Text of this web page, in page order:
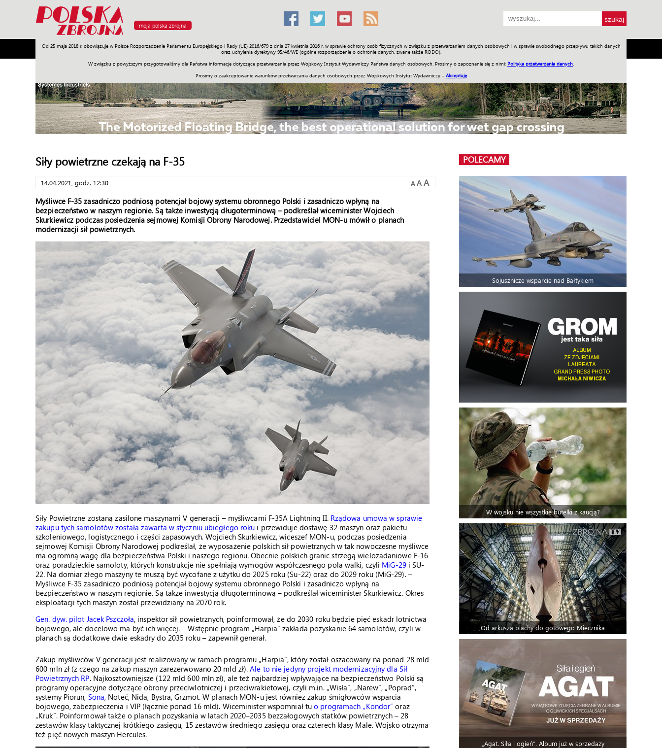
moja polska zbrojna
Od 25 maja 2018 r. obowiązuje w Polsce Rozporządzenie Parlamentu Europejskiego i Rady (UE) 2016/679 z dnia 27 kwietnia 2016 r. w sprawie ochrony osób fizycznych w związku z przetwarzaniem danych osobowych i w sprawie swobodnego przepływu takich danych
oraz uchylenia dyrektywy 95/46/WE (ogólne rozporządzenie o ochronie danych, zwane także RODO).
W związku z powyższym przygotowaliśmy dla Państwa informacje dotyczące przetwarzania przez Wojskowy Instytut Wydawniczy Państwa danych osobowych. Prosimy o zapoznanie się z nimi: Polityka przetwarzania danych
Prosimy o zaakceptowanie warunków przetwarzania danych osobowych przez Wojskowych Instytut Wydawniczy – Akceptuję
Armia Poligon Sprzęt Misje Polityka Prawo Świat Społeczność Sport Historia Galerie Wideo ENGLISH SKLEP Jednodniówki Praca w WIW
Siły powietrzne czekają na F-35
14.04.2021, godz. 12:30 A A A
Myśliwce F-35 zasadniczo podniosą potencjał bojowy systemu obronnego Polski i zasadniczo wpłyną na
bezpieczeństwo w naszym regionie. Są także inwestycją długoterminową – podkreślał wiceminister Wojciech
Skurkiewicz podczas posiedzenia sejmowej Komisji Obrony Narodowej. Przedstawiciel MON-u mówił o planach
modernizacji sił powietrznych.
Siły Powietrzne zostaną zasilone maszynami V generacji – myśliwcami F-35A Lightning II. Rządowa umowa w sprawie
zakupu tych samolotów została zawarta w styczniu ubiegłego roku i przewiduje dostawę 32 maszyn oraz pakietu
szkoleniowego, logistycznego i części zapasowych. Wojciech Skurkiewicz, wiceszef MON-u, podczas posiedzenia
sejmowej Komisji Obrony Narodowej podkreślał, że wyposażenie polskich sił powietrznych w tak nowoczesne myśliwce
ma ogromną wagę dla bezpieczeństwa Polski i naszego regionu. Obecnie polskich granic strzegą wielozadaniowe F-16
oraz poradzieckie samoloty, których konstrukcje nie spełniają wymogów współczesnego pola walki, czyli MiG-29i SU-
22. Na domiar złego maszyny te muszą być wycofane z użytku do 2025 roku (Su-22) oraz do 2029 roku (MiG-29). –
Myśliwce F-35 zasadniczo podniosą potencjał bojowy systemu obronnego Polski i zasadniczo wpłyną na
bezpieczeństwo w naszym regionie. Są także inwestycją długoterminową – podkreślał wiceminister Skurkiewicz. Okres
eksploatacji tych maszyn został przewidziany na 2070 rok.
Gen. dyw. pilot Jacek Pszczoła, inspektor sił powietrznych, poinformował, że do 2030 roku będzie pięć eskadr lotnictwa
bojowego, ale docelowo ma być ich więcej. – Wstępnie program „Harpia” zakłada pozyskanie 64 samolotów, czyli w
planach są dodatkowe dwie eskadry do 2035 roku – zapewnił generał.
Zakup myśliwców V generacji jest realizowany w ramach programu „Harpia”, który został oszacowany na ponad 28 mld
600 mln zł (z czego na zakup maszyn zarezerwowano 20 mld zł).Ale to nie jedyny projekt modernizacyjny dla Sił
Powietrznych RP. Najkosztowniejsze (122 mld 600 mln zł), ale też najbardziej wpływające na bezpieczeństwo Polski są
programy operacyjne dotyczące obrony przeciwlotniczej i przeciwrakietowej, czyli m.in. „Wisła”, „Narew”, „Poprad”,
systemy Piorun, Sona, Noteć, Nida, Bystra, Grzmot. W planach MON-u jest również zakup śmigłowców wsparcia
bojowego, zabezpieczenia i VIP (łącznie ponad 16 mld). Wiceminister wspomniał tuo programach „Kondor” oraz
„Kruk”. Poinformował także o planach pozyskania w latach 2020–2035 bezzałogowych statków powietrznych – 28
zestawów klasy taktycznej krótkiego zasięgu, 15 zestawów średniego zasięgu oraz czterech klasy Male. Wojsko otrzyma
też pięć nowych maszyn Hercules.
POLECAMY
Sojusznicze wsparcie nad Bałtykiem
W wojsku nie wszystkie butelki z kaucją?
Od arkusza blachy do gotowego Miecznika
„Agat. Siła i ogień”. Album już w sprzedaży